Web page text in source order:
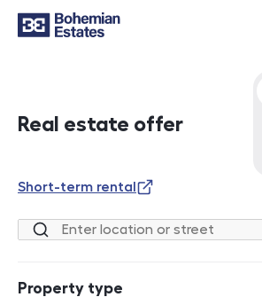
Real estate offer
Short-term rental
Location or street
Property type